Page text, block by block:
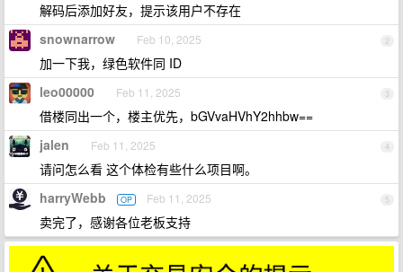
解码后添加好友，提示该用户不存在
2
snownarrow Feb 10, 2025
加一下我，绿色软件同 ID
3
leo00000 Feb 11, 2025
借楼同出一个，楼主优先，bGVvaHVhY2hhbw==
4
jalen Feb 11, 2025
请问怎么看 这个体检有些什么项目啊。
5
harryWebb OP Feb 11, 2025
卖完了，感谢各位老板支持